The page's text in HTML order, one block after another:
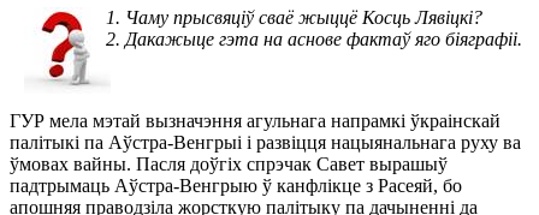
Чаму прысвяціў сваё жыццё Косць Лявіцкі?
Дакажыце гэта на аснове фактаў яго біяграфіі.
ГУР мела мэтай вызначэння агульнага напрамкі ўкраінскай
палітыкі па Аўстра-Венгрыі і развіцця нацыянальнага руху ва
ўмовах вайны. Пасля доўгіх спрэчак Савет вырашыў
падтрымаць Аўстра-Венгрыю ў канфлікце з Расеяй, бо
апошняя праводзіла жорсткую палітыку па дачыненні да